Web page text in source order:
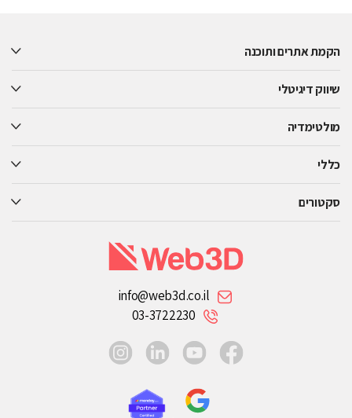
field
הקמת אתרים ותוכנה
שיווק דיגיטלי
מולטימדיה
כללי
סקטורים
info@web3d.co.il
03-3722230
facebook
youtube
linkedin